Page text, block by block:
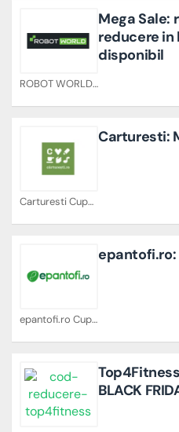
ROBOT WORLD Cupoane
Mega Sale:
reducere
disponibil
Carturesti Cupoane
Carturesti:
epantofi.ro Cupoane
epantofi.ro:
BLACK